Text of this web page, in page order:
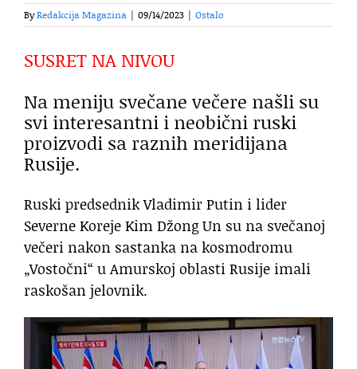
ByRedakcija Magazina 09/14/2023 Ostalo
SUSRET NA NIVOU
Na meniju svečane večere našli su
svi interesantni i neobični ruski
proizvodi sa raznih meridijana
Rusije.
Ruski predsednik Vladimir Putin i lider
Severne Koreje Kim Džong Un su na svečanoj
večeri nakon sastanka na kosmodromu
„Vostočni“ u Amurskoj oblasti Rusije imali
raskošan jelovnik.